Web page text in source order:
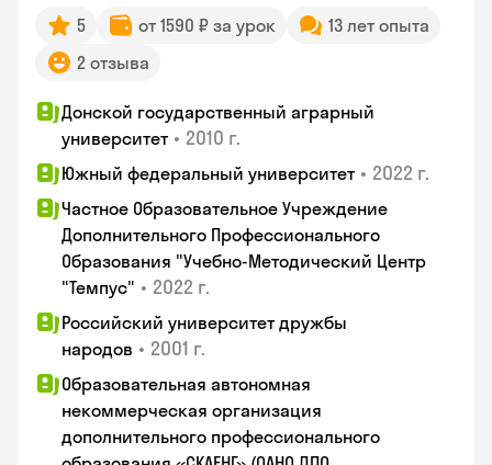
5 от 1590 ₽ за урок
13 лет опыта
2 отзыва
Донской государственный аграрный
университет • 2010 г.
Южный федеральный университет • 2022 г.
Частное Образовательное Учреждение
Дополнительного Профессионального
Образования "Учебно-Методический Центр
"Темпус" • 2022 г.
Российский университет дружбы
народов • 2001 г.
Образовательная автономная
некоммерческая организация
дополнительного профессионального